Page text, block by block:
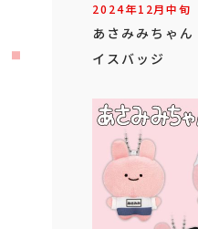
2024年12月中旬
あさみみちゃ
イスバッジ